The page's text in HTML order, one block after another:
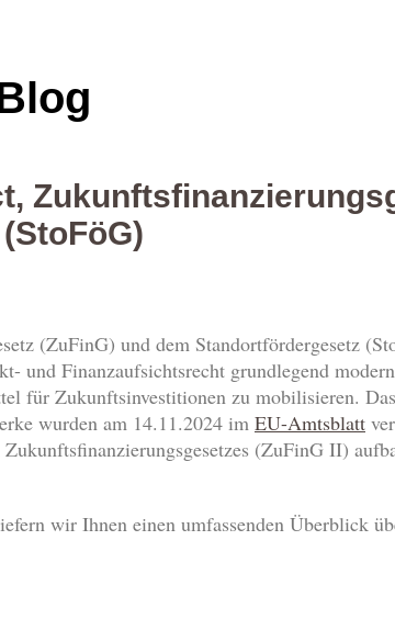
(ZuFinG) und dem Standortfördergesetz
und Finanzaufsichtsrecht grundlegend
für Zukunftsinvestitionen zu mobilisieren. Das
wurden am 14.11.2024 im EU-Amtsblatt
(ZuFinG II)
wir Ihnen einen umfassenden Überblick